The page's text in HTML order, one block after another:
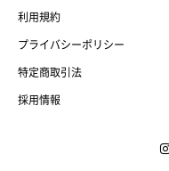
利用規約
プライバシーポリシー
特定商取引法
採用情報